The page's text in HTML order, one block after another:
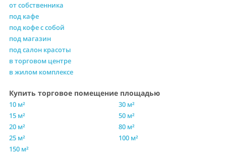
от собственника
под кафе
под кофе с собой
под магазин
под салон красоты
в торговом центре
в жилом комплексе
Купить торговое помещение площадью
10 м²
15 м²
20 м²
25 м²
30 м²
50 м²
80 м²
100 м²
150 м²